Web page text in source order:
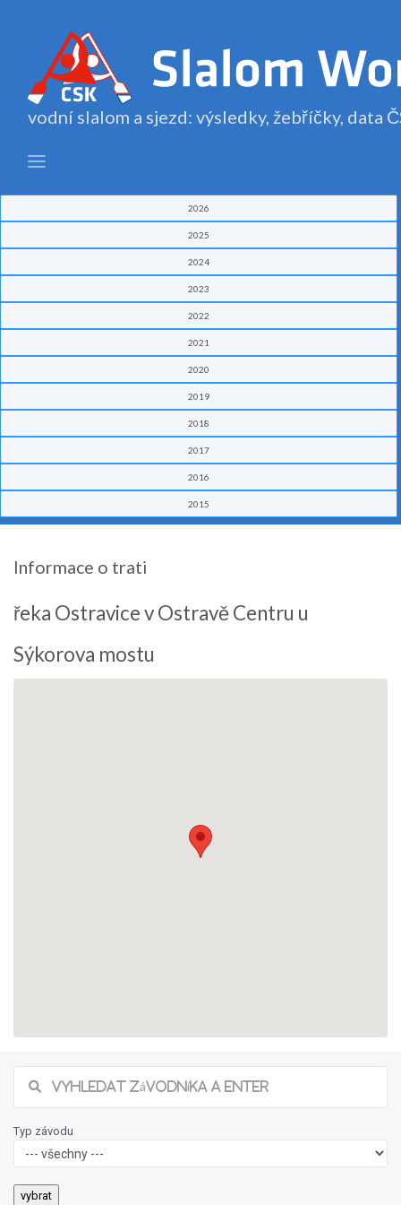
vodní slalom a sjezd: výsledky, žebříčky, data
2026
2025
2024
2023
2022
2021
2020
2019
2018
2017
2016
2015
Informace o trati
řeka Ostravice v Ostravě Centru u
Sýkorova mostu
Typ závodu